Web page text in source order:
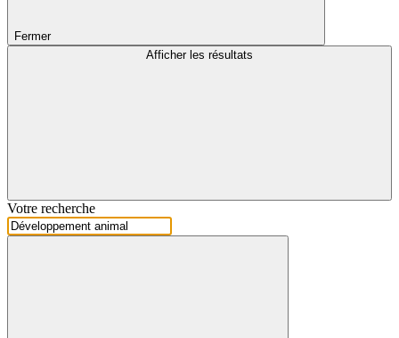
Fermer
Afficher les résultats
Votre recherche